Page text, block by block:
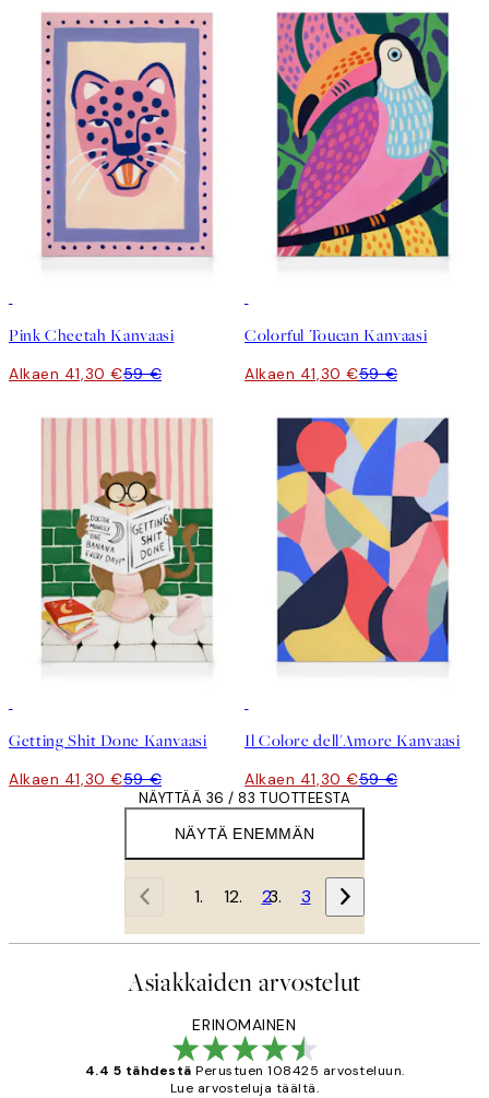
Pink Cheetah Kanvaasi
Alkaen 41,30 €59 €
Colorful Toucan Kanvaasi
Alkaen 41,30 €59 €
Getting Shit Done Kanvaasi
Alkaen 41,30 €59 €
Il Colore dell'Amore Kanvaasi
Alkaen 41,30 €59 €
NÄYTÄ ENEMMÄN
NÄYTTÄÄ 36 / 83 TUOTTEESTA
1 2 3
Asiakkaiden arvostelut
ERINOMAINEN
4.4 5 tähdestä Perustuen 108425 arvosteluun.
Lue arvosteluja täältä.